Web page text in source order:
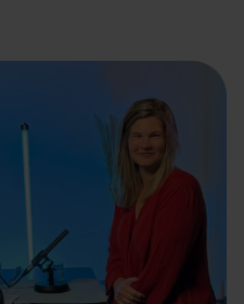
Welke dekking
impact heeft de
je
Je ontdekt het hier.
- Voeding